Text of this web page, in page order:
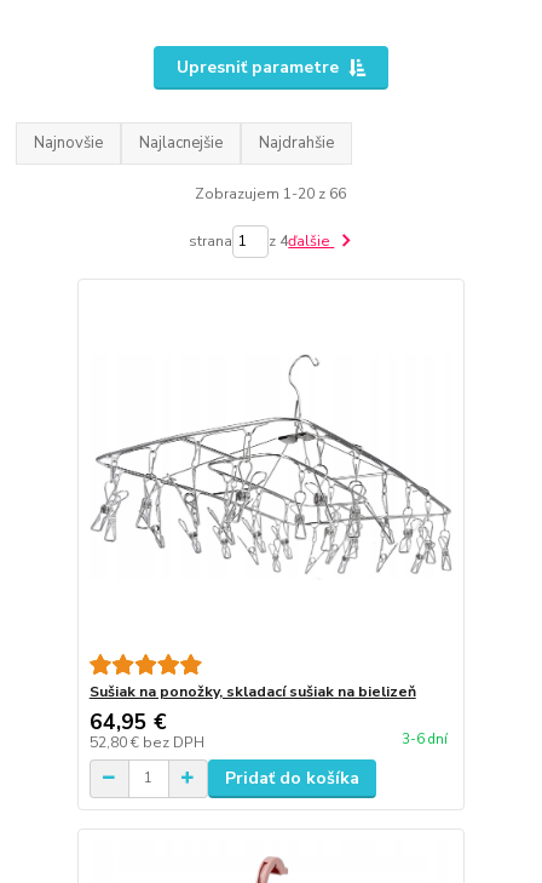
Upresniť parametre
Najnovšie Najlacnejšie Najdrahšie
Zobrazujem 1-20 z 66
strana z 4ďalšie
Sušiak na ponožky, skladací sušiak na bielizeň
64,95 €
52,80 € bez DPH 3-6 dní
Pridať do košíka